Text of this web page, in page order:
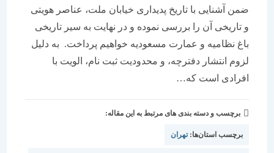
ضمن آشنایی با تاریخ پدیداری خیابان ملت، عناصر هویتی
و تاریخی آن را بررسی نموده و در نهایت به سیر تاریخی
باغ نظامیه و عمارت مسعودیه خواهیم پرداخت. به دلیل
لزوم انتشار دفترچه‌، و محدودیت ثبت نام، الویت با
افرادی است که…
برچسب و دسته بندی های مرتبط به این مقاله:
برچسب استان‌ها:تهران